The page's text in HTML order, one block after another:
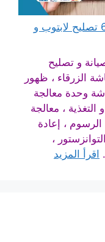
مهندس كمبيوتر الصليبية 65511033 تصليح لابتوب و
و تصليح
الزرقاء ، ظهور
وحدة معالجة
، معالجة
، إعادة
،
اقرأ المزيد